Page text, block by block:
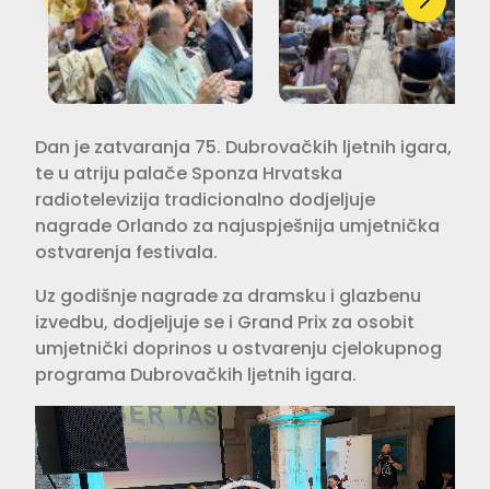
Dan je zatvaranja 75. Dubrovačkih ljetnih igara,
te u atriju palače Sponza Hrvatska
radiotelevizija tradicionalno dodjeljuje
nagrade Orlando za najuspješnija umjetnička
ostvarenja festivala.
Uz godišnje nagrade za dramsku i glazbenu
izvedbu, dodjeljuje se i Grand Prix za osobit
umjetnički doprinos u ostvarenju cjelokupnog
programa Dubrovačkih ljetnih igara.
Video
Player